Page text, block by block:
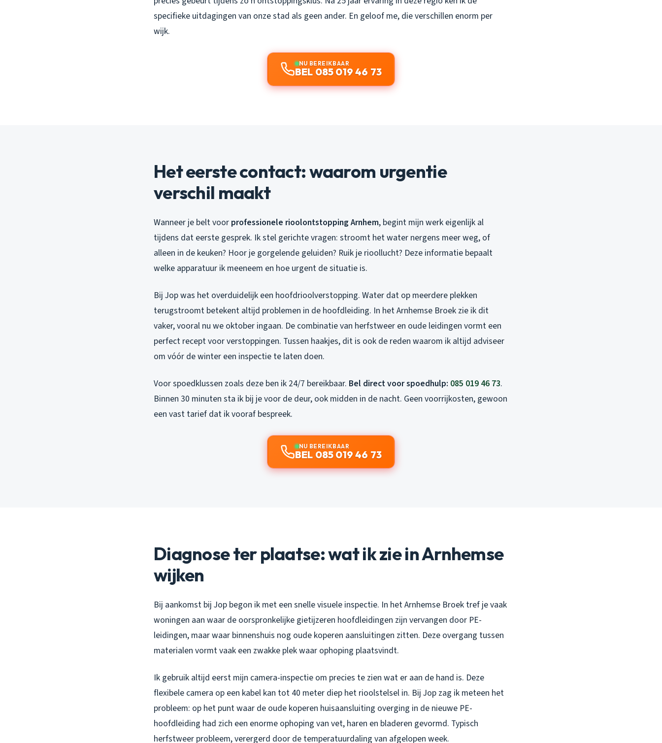
specifieke uitdagingen van onze stad als geen ander. En geloof me, die verschillen enorm per
wijk.
NU BEREIKBAAR
BEL 085 019 46 73
Het eerste contact: waarom urgentie
verschil maakt
Wanneer je belt voor professionele rioolontstopping Arnhem, begint mijn werk eigenlijk al
tijdens dat eerste gesprek. Ik stel gerichte vragen: stroomt het water nergens meer weg, of
alleen in de keuken? Hoor je gorgelende geluiden? Ruik je rioollucht? Deze informatie bepaalt
welke apparatuur ik meeneem en hoe urgent de situatie is.
Bij Jop was het overduidelijk een hoofdrioolverstopping. Water dat op meerdere plekken
terugstroomt betekent altijd problemen in de hoofdleiding. In het Arnhemse Broek zie ik dit
vaker, vooral nu we oktober ingaan. De combinatie van herfstweer en oude leidingen vormt een
perfect recept voor verstoppingen. Tussen haakjes, dit is ook de reden waarom ik altijd adviseer
om vóór de winter een inspectie te laten doen.
Voor spoedklussen zoals deze ben ik 24/7 bereikbaar. Bel direct voor spoedhulp: 085 019 46 73.
Binnen 30 minuten sta ik bij je voor de deur, ook midden in de nacht. Geen voorrijkosten, gewoon
een vast tarief dat ik vooraf bespreek.
NU BEREIKBAAR
BEL 085 019 46 73
Diagnose ter plaatse: wat ik zie in Arnhemse
wijken
Bij aankomst bij Jop begon ik met een snelle visuele inspectie. In het Arnhemse Broek tref je vaak
woningen aan waar de oorspronkelijke gietijzeren hoofdleidingen zijn vervangen door PE-
leidingen, maar waar binnenshuis nog oude koperen aansluitingen zitten. Deze overgang tussen
materialen vormt vaak een zwakke plek waar ophoping plaatsvindt.
Ik gebruik altijd eerst mijn camera-inspectie om precies te zien wat er aan de hand is. Deze
flexibele camera op een kabel kan tot 40 meter diep het rioolstelsel in. Bij Jop zag ik meteen het
probleem: op het punt waar de oude koperen huisaansluiting overging in de nieuwe PE-
hoofdleiding had zich een enorme ophoping van vet, haren en bladeren gevormd. Typisch
herfstweer probleem, verergerd door de temperatuurdaling van afgelopen week.